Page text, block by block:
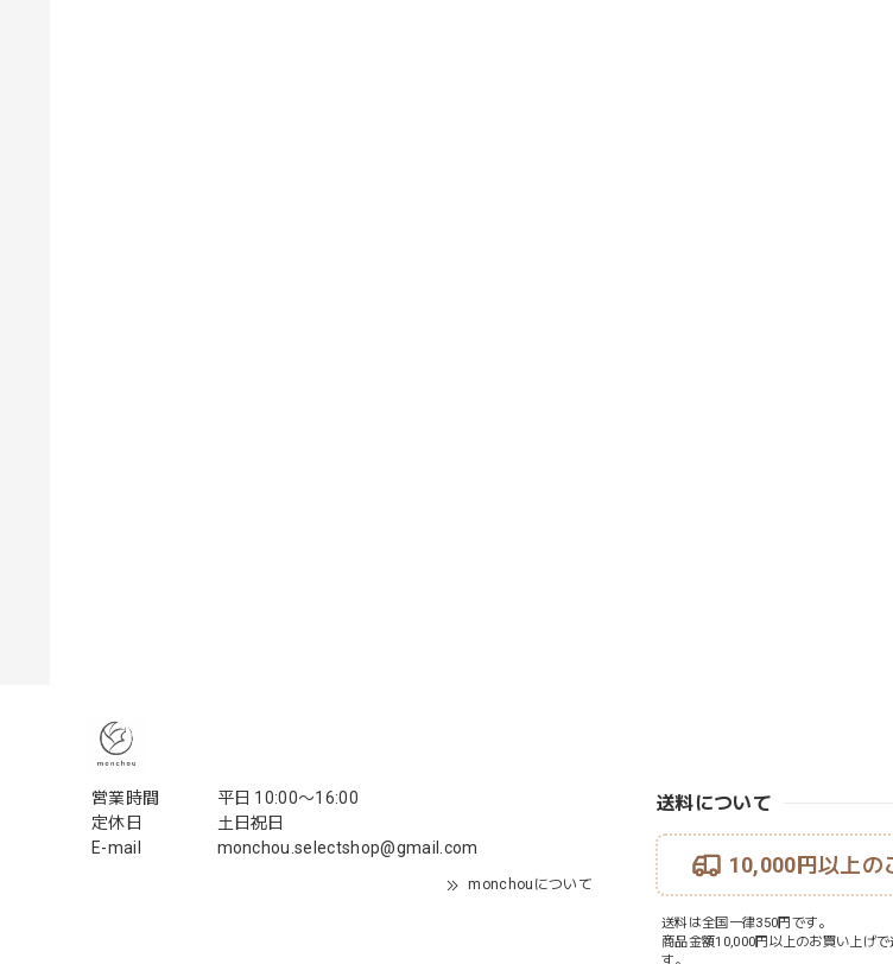
営業時間
平日 10:00〜16:00
定休日
土日祝日
E-mail
monchou.selectshop@gmail.com
monchouについて
送料について
10,000円以上の
送料は全国一律350円です。
商品金額10,000円以上のお買い上げ